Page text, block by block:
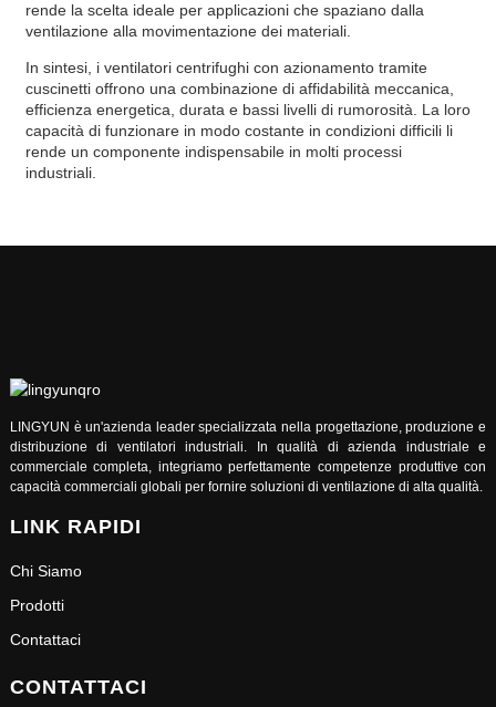
rende la scelta ideale per applicazioni che spaziano dalla
ventilazione alla movimentazione dei materiali.
In sintesi, i ventilatori centrifughi con azionamento tramite
cuscinetti offrono una combinazione di affidabilità meccanica,
efficienza energetica, durata e bassi livelli di rumorosità. La loro
capacità di funzionare in modo costante in condizioni difficili li
rende un componente indispensabile in molti processi
industriali.
LINGYUN è un'azienda leader specializzata nella progettazione, produzione e
distribuzione di ventilatori industriali. In qualità di azienda industriale e
commerciale completa, integriamo perfettamente competenze produttive con
capacità commerciali globali per fornire soluzioni di ventilazione di alta qualità.
LINK RAPIDI
Chi Siamo
Prodotti
Contattaci
CONTATTACI